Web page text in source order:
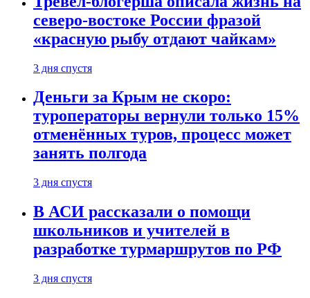
северо-востоке России фразой
«красную рыбу отдают чайкам»
3 дня спустя
Деньги за Крым не скоро:
туроператоры вернули только 15%
отменённых туров, процесс может
занять полгода
3 дня спустя
В АСИ рассказали о помощи
школьников и учителей в
разработке турмаршрутов по РФ
3 дня спустя